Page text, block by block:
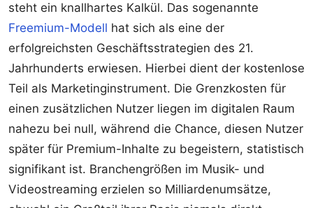
steht ein knallhartes Kalkül. Das sogenannte
Freemium-Modell hat sich als eine der
erfolgreichsten Geschäftsstrategien des 21.
Jahrhunderts erwiesen. Hierbei dient der kostenlose
Teil als Marketinginstrument. Die Grenzkosten für
einen zusätzlichen Nutzer liegen im digitalen Raum
nahezu bei null, während die Chance, diesen Nutzer
später für Premium-Inhalte zu begeistern, statistisch
signifikant ist. Branchengrößen im Musik- und
Videostreaming erzielen so Milliardenumsätze,